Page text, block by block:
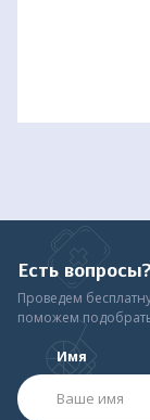
Есть вопросы?
Проведем
поможем
Имя